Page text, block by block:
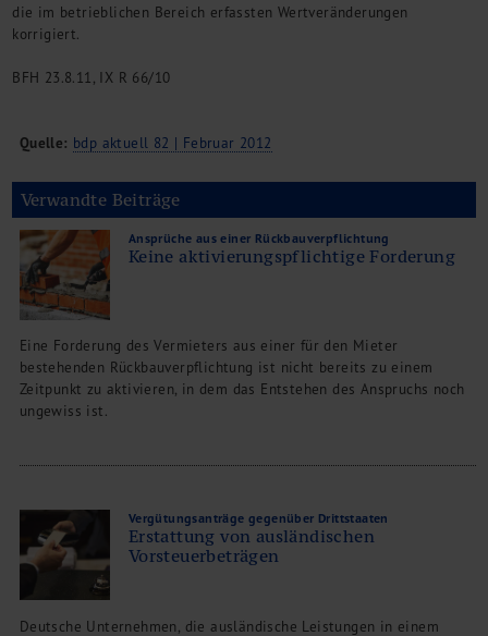
die im betrieblichen Bereich erfassten Wertveränderungen
korrigiert.
BFH 23.8.11, IX R 66/10
Quelle: bdp aktuell 82 | Februar 2012
Verwandte Beiträge
Ansprüche aus einer Rückbauverpflichtung
Keine aktivierungspflichtige Forderung
Eine Forderung des Vermieters aus einer für den Mieter
bestehenden Rückbauverpflichtung ist nicht bereits zu einem
Zeitpunkt zu aktivieren, in dem das Entstehen des Anspruchs noch
ungewiss ist.
Vergütungsanträge gegenüber Drittstaaten
Erstattung von ausländischen
Vorsteuerbeträgen
Deutsche Unternehmen, die ausländische Leistungen in einem